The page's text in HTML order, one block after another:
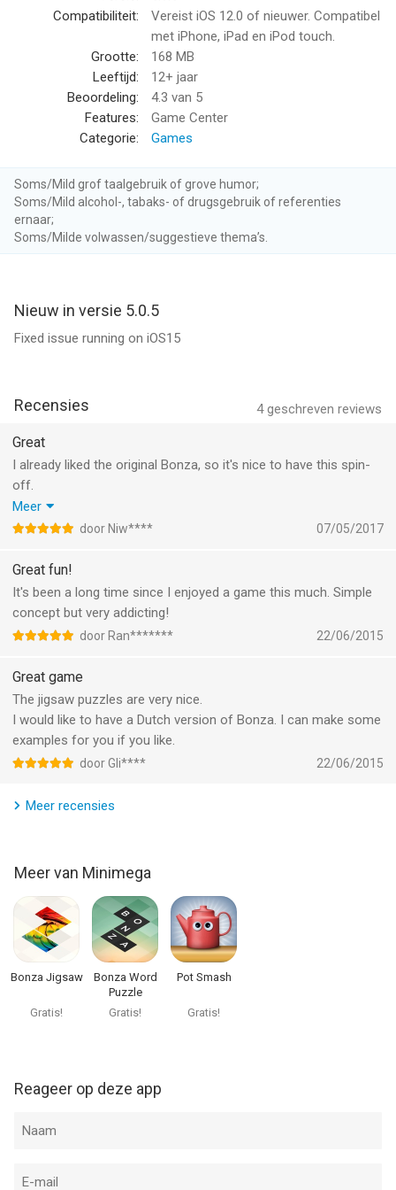
Web: http://bonzapuzzles.com
Twitter: http://twitter.com/bonzapuzzles
Facebook: http://facebook.com/bonzawordpuzzle
iPod touch met iOS versie 12.0 of hoger, geschikt bevonden
voor gebruikers met leeftijden vanaf12 jaar
Informatie voor Bonza Planetis het laatst vergeleken op 6 Aug
om 04:52.
Compatibiliteit:
Vereist iOS 12.0 of nieuwer. Compatibel
met iPhone, iPad en iPod touch.
Grootte:
168 MB
Leeftijd:
12+ jaar
Beoordeling:
4.3 van 5
Features:
Game Center
Categorie:
Games
Soms/Mild grof taalgebruik of grove humor;
Soms/Mild alcohol-, tabaks- of drugsgebruik of referenties
ernaar;
Soms/Milde volwassen/suggestieve thema’s.
Nieuw in versie 5.0.5
Fixed issue running on iOS15
4geschreven reviews
Recensies
Great
I already liked the original Bonza, so it's nice to have this spin-
off.
The jigsaw puzzels are a nice variation. The design looks good.
I like the shuffle option in the daily puzzle, this means you can
Meer
door Niw**** 07/05/2017
Great fun!
It's been a long time since I enjoyed a game this much. Simple
concept but very addicting!
door Ran******* 22/06/2015
Great game
The jigsaw puzzles are very nice.
I would like to have a Dutch version of Bonza. I can make some
examples for you if you like.
door Gli**** 22/06/2015
Meer recensies
Meer van Minimega
Bonza Jigsaw
Gratis!
Bonza Word
Puzzle
Gratis!
Pot Smash
Gratis!
Reageer op deze app